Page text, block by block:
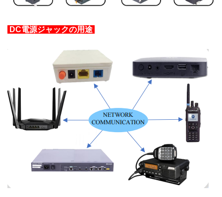
DC電源ジャックの用途